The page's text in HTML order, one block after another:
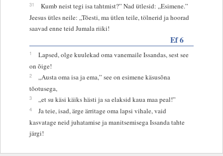
31
Kumb neist tegi isa tahtmist?” Nad ütlesid: „Esimene.”
Jeesus ütles neile: „Tõesti, ma ütlen teile, tölnerid ja hoorad
saavad enne teid Jumala riiki!
Ef 6
1
Lapsed, olge kuulekad oma vanemaile Issandas, sest see
on õige!
2
„Austa oma isa ja ema,” see on esimene käsusõna
tõotusega,
3 „et su käsi käiks hästi ja sa elaksid kaua maa peal!”
4
Ja teie, isad, ärge ärritage oma lapsi vihale, vaid
kasvatage neid juhatamise ja manitsemisega Issanda tahte
järgi!